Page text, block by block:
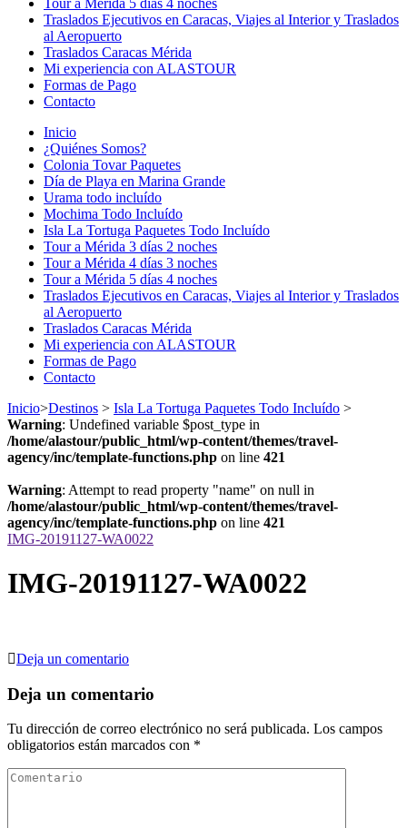
Tour a Mérida 5 días 4 noches
Traslados Ejecutivos en Caracas, Viajes al Interior y Traslados
al Aeropuerto
Traslados Caracas Mérida
Mi experiencia con ALASTOUR
Formas de Pago
Contacto
Inicio
¿Quiénes Somos?
Colonia Tovar Paquetes
Día de Playa en Marina Grande
Urama todo incluído
Mochima Todo Incluído
Isla La Tortuga Paquetes Todo Incluído
Tour a Mérida 3 días 2 noches
Tour a Mérida 4 días 3 noches
Tour a Mérida 5 días 4 noches
Traslados Ejecutivos en Caracas, Viajes al Interior y Traslados
al Aeropuerto
Traslados Caracas Mérida
Mi experiencia con ALASTOUR
Formas de Pago
Contacto
Inicio>Destinos > Isla La Tortuga Paquetes Todo Incluído >
Warning: Undefined variable $post_type in
/home/alastour/public_html/wp-content/themes/travel-
agency/inc/template-functions.php on line 421
Warning: Attempt to read property "name" on null in
/home/alastour/public_html/wp-content/themes/travel-
agency/inc/template-functions.php on line 421
IMG-20191127-WA0022
IMG-20191127-WA0022
Deja un comentarioen
20191127-
Deja un comentario
Tu dirección de correo electrónico no será publicada. Los campos
obligatorios están marcados con *
Comentario